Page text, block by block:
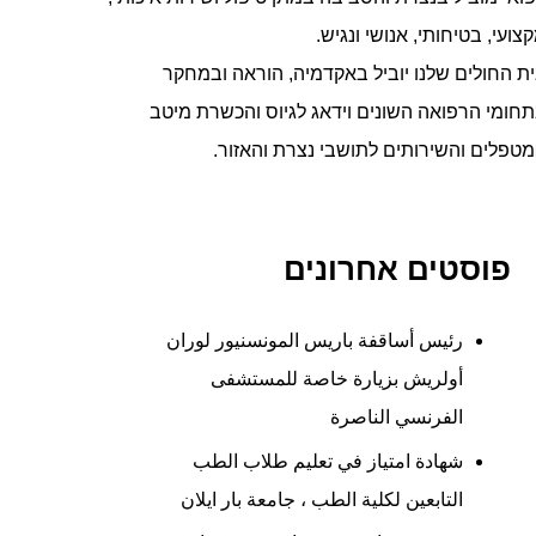
בטיחותי, אנושי ונגיש.
החולים שלנו יוביל באקדמיה, הוראה ובמחקר
הרפואה השונים וידאג לגיוס והכשרת מיטב
והשירותים לתושבי נצרת והאזור.
פוסטים אחרונים
رئيس أساقفة باريس المونسنيور لوران
أولريش بزيارة خاصة للمستشفى
الفرنسي الناصرة
شهادة امتياز في تعليم طلاب الطب
التابعين لكلية الطب ، جامعة بار ايلان